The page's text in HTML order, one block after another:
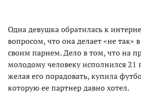
Одна девушка обратилась к
вопросом, что она делает «не так»
своим парнем. Дело в том, что на
молодому человеку исполнился 21
желая его порадовать, купила
которую ее партнер давно хотел.